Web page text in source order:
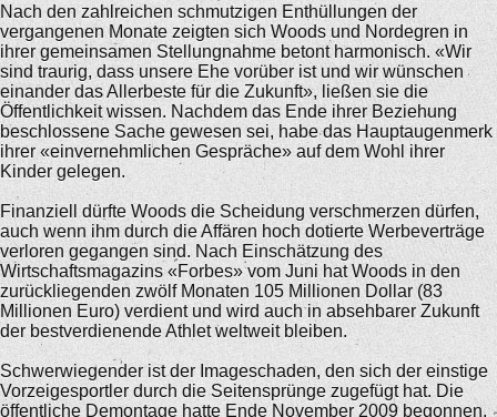
Nach den zahlreichen schmutzigen Enthüllungen der
vergangenen Monate zeigten sich Woods und Nordegren in
ihrer gemeinsamen Stellungnahme betont harmonisch. «Wir
sind traurig, dass unsere Ehe vorüber ist und wir wünschen
einander das Allerbeste für die Zukunft», ließen sie die
Öffentlichkeit wissen. Nachdem das Ende ihrer Beziehung
beschlossene Sache gewesen sei, habe das Hauptaugenmerk
ihrer «einvernehmlichen Gespräche» auf dem Wohl ihrer
Kinder gelegen.
Finanziell dürfte Woods die Scheidung verschmerzen dürfen,
auch wenn ihm durch die Affären hoch dotierte Werbeverträge
verloren gegangen sind. Nach Einschätzung des
Wirtschaftsmagazins «Forbes» vom Juni hat Woods in den
zurückliegenden zwölf Monaten 105 Millionen Dollar (83
Millionen Euro) verdient und wird auch in absehbarer Zukunft
der bestverdienende Athlet weltweit bleiben.
Schwerwiegender ist der Imageschaden, den sich der einstige
Vorzeigesportler durch die Seitensprünge zugefügt hat. Die
öffentliche Demontage hatte Ende November 2009 begonnen,